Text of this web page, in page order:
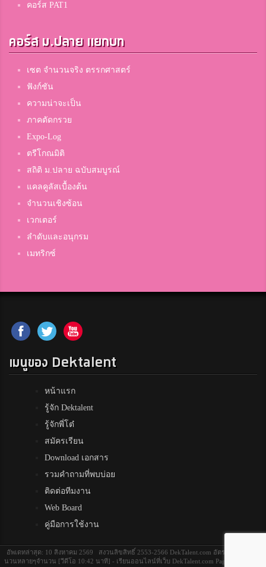
คอร์ส PAT1
คอร์ส ม.ปลาย แยกบท
เซต จำนวนจริง ตรรกศาสตร์
ฟังก์ชัน
ความน่าจะเป็น
ภาคตัดกรวย
Expo-Log
ตรีโกณมิติ
สถิติ ม.ปลาย ฉบับสมบูรณ์
แคลคูลัสเบื้องต้น
จำนวนเชิงซ้อน
เวกเตอร์
ลำดับและอนุกรม
เมทริกซ์
เมนูของ Dektalent
หน้าแรก
รู้จัก Dektalent
รู้จักพี่โต๋
สมัครเรียน
Download เอกสาร
รวมคำถามที่พบบ่อย
ติดต่อทีมงาน
Web Board
คู่มือการใช้งาน
อัพเดทล่าสุด: 10 สิงหาคม 2569 สงวนลิขสิทธิ์ 2553-2566 DekTalent.com อัตราส่วนของจำ
นวนหลายๆจำนวน [วีดีโอ 10:42 นาที] - เรียนออนไลน์ที่เว็บ DekTalent.com Page Load Time: